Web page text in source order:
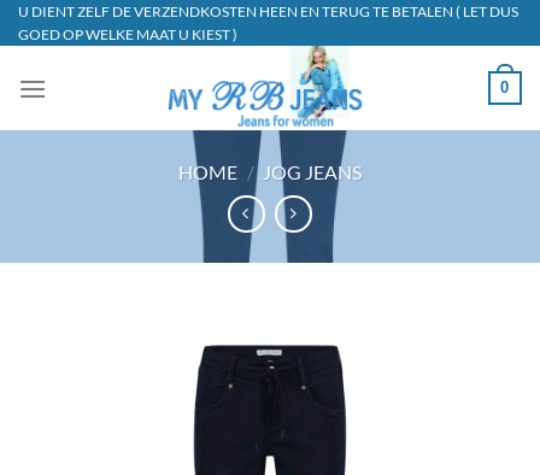
Ga
naar
U DIENT ZELF DE VERZENDKOSTEN HEEN EN TERUG TE BETALEN ( LET DUS
GOED OP WELKE MAAT U KIEST )
0
HOME / JOG JEANS